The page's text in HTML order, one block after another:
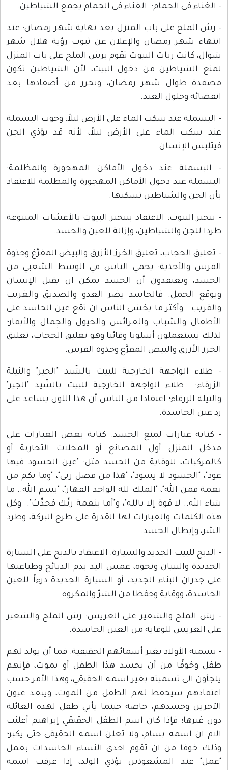
- الغناء في الحمام: الغناء في الحمام يجمع الشياطين.
- رش الملح على باب المنزل بعد نهاية شهر رمضان: عند
انتهاء شهر رمضان والإعلان عن ثبوت رؤية هلال شهر
شوال، كانت ربات البيوت تقوم برش الملح على باب المنزل
لمنع الشياطين من دخول البيت، لأن الشياطين تكون
مصفدة طوال شهر رمضان، وتحرر من أصفادها بعد
انقضائه وحلول العيد.
- البسملة عند سكب الماء على الأرض ليلاً: وجوب البسملة
عند سكب الماء على الأرض ليلاً، لأنه قد يؤذي الجن
فيتلبس الإنسان.
- البسملة عند دخول الأماكن المهجورة والمظلمة:
البسملة عند دخول الأماكن المهجورة والمظلمة للاعتقاد
بأن الجن والشياطين تسكنها.
- تبخير البيوت: الاعتقاد بتبخير البيوت بالأعشاب المتنوعة
طردا للجن والشياطين، وإزالة للعين والحسد.
- تعليق الحجاب، تعليق الخرز الأزرق والبيض المفرَّغ وحذوة
الفرس والأحذية: يحمي الناس في الوسط الشعبي من
الحسد، ويعتقدون أن الحسد يمكن ان يقتل الإنسان
ويوقع الجمل. فالحاسد يضر العدو والصديق والغريب
والقريب. وأكثر ما يخشى الناس ان تقع عين الحاسد على
الأطفال والشباب والعرائس والخيول والجِمال والأبقار؛
لذلك يستعملون أسلوبا وقائيا وهو تعليق الحجاب، تعليق
الخرز الأزرق والبيض المفرَّغ وحذوة الفرس.
- طلاء الواجهة الخارجية للبيت بالشّيد "الجير" والنيلة
الزرقاء: طلاء الواجهة الخارجية للبيت بالشّيد "الجير"
والنيلة الزرقاء؛ اعتقادا من الناس أن هذا اللون يساعد على
رد عين الحاسدة.
- كتابة عبارات لمنع الحسد: كتابة بعض العبارات على
مدخل المنزل أول المصانع أو المحلات التجارية أو
كالمركبات، للوقاية من الحسد مثل: "عين الحسود فيها
عود"، "الحسود لا يسود"، "هذا من فضل ربي"، "وما بكم من
نعمة فمن الله"، "الملك لله الواحد القهار"، "بسم الله.. ما
شاء الله.. لا قوة إلا بالله"، و"أما بنعمة ربِّك فحدِّث". وكل
هذه الكلمات والعبارات لها القدرة على طرح البركة، وطرد
الشر، وإبطال الحسد.
- الذبح للبيت الجديد والسيارة: الاعتقاد بالذبح على السيارة
الجديدة والبنيان ونحوه، غمس اليد بدم الذبائح وطباعتها
على جدران البناء الجديد، أو السيارة الجديدة درءاً للعين
الحاسدة، ووقاية وحفظا من الشرّ والمكروه.
- رش الملح والشعير على العريس: رش الملح والشعير
على العريس للوقاية من العين الحاسدة.
- تسمية الأولاد بغير أسمائهم الحقيقية: فما أن يولد لهم
طفل وخوفًا من أن يحسد هذا الطفل أو يموت، فإنهم
يلجأون الى تسميته بغير اسمه الحقيقي، وهذا الأمر حسب
اعتقادهم سيحفظ لهم الطفل من الموت، ويبعد عيون
الآخرين وحسدهم، خاصة حينما يأتي طفل لهذه العائلة
دون غيرها؛ فإذا كان اسم الطفل الحقيقي إبراهيم أعلنت
الام ان اسمه بسام، ولا تعلن اسمه الحقيقي حتى يكبر؛
وذلك خوفا من ان تقوم احدى النساء الحاسدات بعمل
"عمل" عند المشعوذين تؤذي الولد، إذا عرفت اسمه